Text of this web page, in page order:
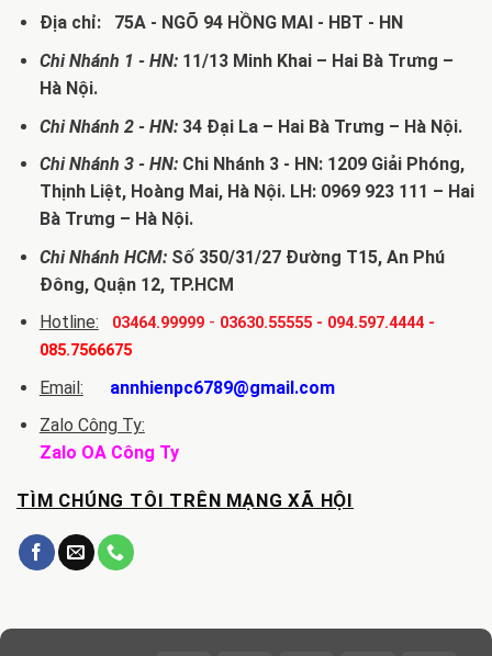
Địa chỉ: 75A - NGÕ 94 HỒNG MAI - HBT - HN
Chi Nhánh 1 - HN:11/13 Minh Khai – Hai Bà Trưng –
Hà Nội.
Chi Nhánh 2 - HN:34 Đại La – Hai Bà Trưng – Hà Nội.
Chi Nhánh 3 - HN:Chi Nhánh 3 - HN: 1209 Giải Phóng,
Thịnh Liệt, Hoàng Mai, Hà Nội. LH: 0969 923 111 – Hai
Bà Trưng – Hà Nội.
Chi Nhánh HCM:Số 350/31/27 Đường T15, An Phú
Đông, Quận 12, TP.HCM
Hotline:
03464.99999- 03630.55555- 094.597.4444-
085.7566675
Email:
annhienpc6789@gmail.com
Zalo Công Ty:
Zalo OA Công Ty
TÌM CHÚNG TÔI TRÊN MẠNG XÃ HỘI